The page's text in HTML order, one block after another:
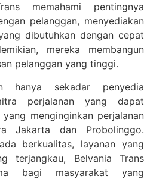
memahami pentingnya
pelanggan, menyediakan
dibutuhkan dengan cepat
mereka membangun
pelanggan yang tinggi.
hanya sekadar penyedia
perjalanan yang dapat
menginginkan perjalanan
Jakarta dan Probolinggo.
berkualitas, layanan yang
terjangkau, Belvania Trans
bagi masyarakat yang